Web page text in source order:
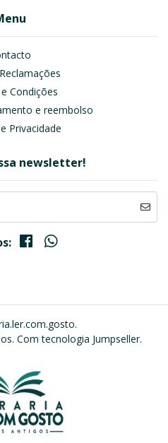
Condições
e reembolso
Privacidade
newsletter!
Com tecnologia Jumpseller.